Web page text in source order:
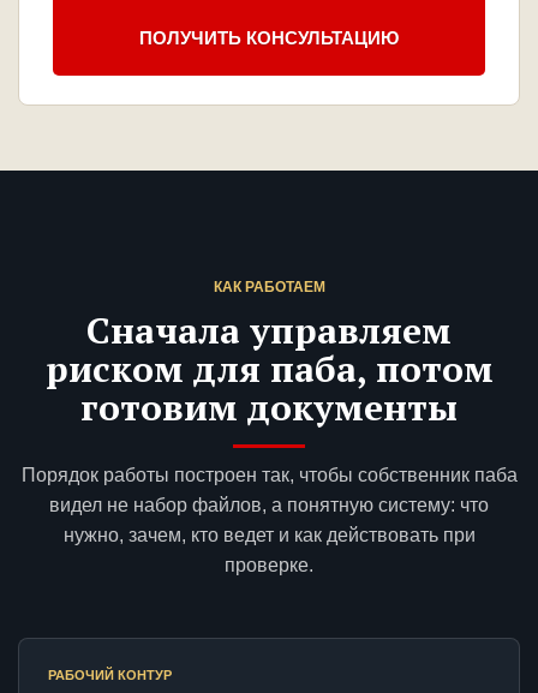
ПОЛУЧИТЬ КОНСУЛЬТАЦИЮ
КАК РАБОТАЕМ
Сначала управляем
риском для паба, потом
готовим документы
Порядок работы построен так, чтобы собственник паба
видел не набор файлов, а понятную систему: что
нужно, зачем, кто ведет и как действовать при
проверке.
РАБОЧИЙ КОНТУР